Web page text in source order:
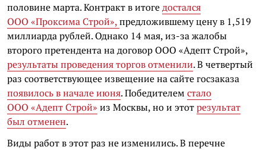
половине марта. Контракт в итогедостался
ООО «Проксима Строй»,предложившему цену в 1,519
миллиарда рублей. Однако 14 мая, из-за жалобы
второго претендента на договор ООО «Адепт Строй»,
результаты проведения торгов отменили. В четвертый
раз соответствующее извещение на сайте госзаказа
появилось в начале июня. Победителемстало
ООО «Адепт Строй» из Москвы, но и этотрезультат
был отменен.
Виды работ в этот раз не изменились. В перечне